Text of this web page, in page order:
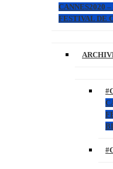
CANNES2020
FESTIVAL DE